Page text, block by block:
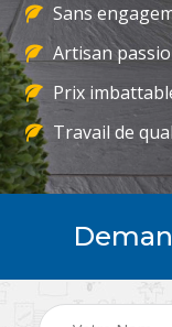
Sans
Artisan
Prix
Travail de